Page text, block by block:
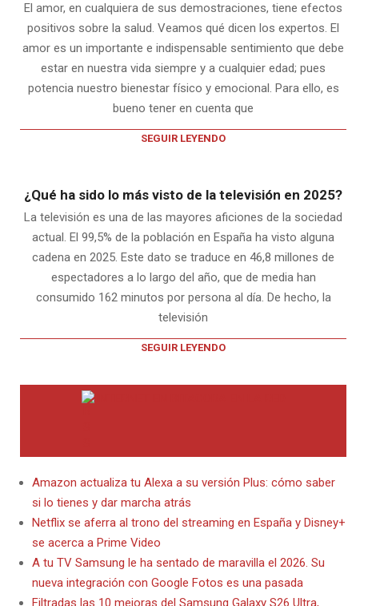
El amor, en cualquiera de sus demostraciones, tiene efectos
positivos sobre la salud. Veamos qué dicen los expertos. El
amor es un importante e indispensable sentimiento que debe
estar en nuestra vida siempre y a cualquier edad; pues
potencia nuestro bienestar físico y emocional. Para ello, es
bueno tener en cuenta que
SEGUIR LEYENDO
¿Qué ha sido lo más visto de la televisión en 2025?
La televisión es una de las mayores aficiones de la sociedad
actual. El 99,5% de la población en España ha visto alguna
cadena en 2025. Este dato se traduce en 46,8 millones de
espectadores a lo largo del año, que de media han
consumido 162 minutos por persona al día. De hecho, la
televisión
SEGUIR LEYENDO
Amazon actualiza tu Alexa a su versión Plus: cómo saber
si lo tienes y dar marcha atrás
Netflix se aferra al trono del streaming en España y Disney+
se acerca a Prime Video
A tu TV Samsung le ha sentado de maravilla el 2026. Su
nueva integración con Google Fotos es una pasada
Filtradas las 10 mejoras del Samsung Galaxy S26 Ultra,